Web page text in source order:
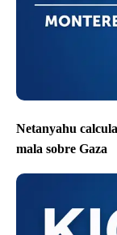
Netanyahu
mala sobre Gaza